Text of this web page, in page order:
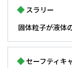
スラリー
固体粒子が液体
セーフティキ